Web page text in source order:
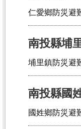
仁愛鄉防災避
南投縣埔
埔里鎮防災避
南投縣國
國姓鄉防災避